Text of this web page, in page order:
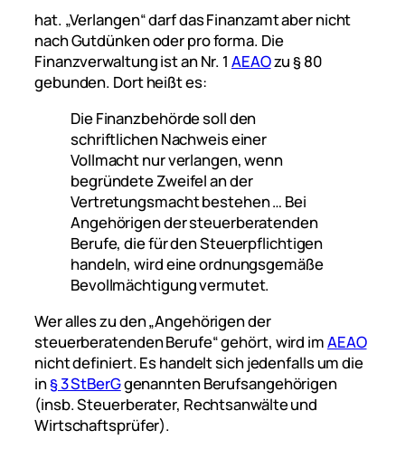
hat. „Verlangen“ darf das Finanzamt aber nicht
nach Gutdünken oder pro forma. Die
Finanzverwaltung ist an Nr. 1 AEAOzu § 80
gebunden. Dort heißt es:
Die Finanzbehörde soll den
schriftlichen Nachweis einer
Vollmacht nur verlangen, wenn
begründete Zweifel an der
Vertretungsmacht bestehen … Bei
Angehörigen der steuerberatenden
Berufe, die für den Steuerpflichtigen
handeln, wird eine ordnungsgemäße
Bevollmächtigung vermutet.
Wer alles zu den „Angehörigen der
steuerberatenden Berufe“ gehört, wird imAEAO
nicht definiert. Es handelt sich jedenfalls um die
in§ 3 StBerGgenannten Berufsangehörigen
(insb. Steuerberater, Rechtsanwälte und
Wirtschaftsprüfer).